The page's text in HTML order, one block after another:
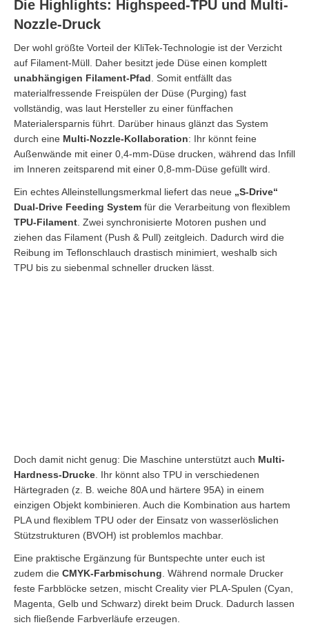
Die Highlights: Highspeed-TPU und Multi-
Nozzle-Druck
Der wohl größte Vorteil der KliTek-Technologie ist der Verzicht
auf Filament-Müll. Daher besitzt jede Düse einen komplett
unabhängigen Filament-Pfad . Somit entfällt das
materialfressende Freispülen der Düse (Purging) fast
vollständig, was laut Hersteller zu einer fünffachen
Materialersparnis führt. Darüber hinaus glänzt das System
durch eine Multi-Nozzle-Kollaboration: Ihr könnt feine
Außenwände mit einer 0,4-mm-Düse drucken, während das Infill
im Inneren zeitsparend mit einer 0,8-mm-Düse gefüllt wird.
Ein echtes Alleinstellungsmerkmal liefert das neue „S-Drive“
Dual-Drive Feeding System für die Verarbeitung von flexiblem
TPU-Filament . Zwei synchronisierte Motoren pushen und
ziehen das Filament (Push & Pull) zeitgleich. Dadurch wird die
Reibung im Teflonschlauch drastisch minimiert, weshalb sich
TPU bis zu siebenmal schneller drucken lässt.
Doch damit nicht genug: Die Maschine unterstützt auch Multi-
Hardness-Drucke . Ihr könnt also TPU in verschiedenen
Härtegraden (z. B. weiche 80A und härtere 95A) in einem
einzigen Objekt kombinieren. Auch die Kombination aus hartem
PLA und flexiblem TPU oder der Einsatz von wasserlöslichen
Stützstrukturen (BVOH) ist problemlos machbar.
Eine praktische Ergänzung für Buntspechte unter euch ist
zudem die CMYK-Farbmischung . Während normale Drucker
feste Farbblöcke setzen, mischt Creality vier PLA-Spulen (Cyan,
Magenta, Gelb und Schwarz) direkt beim Druck. Dadurch lassen
sich fließende Farbverläufe erzeugen.